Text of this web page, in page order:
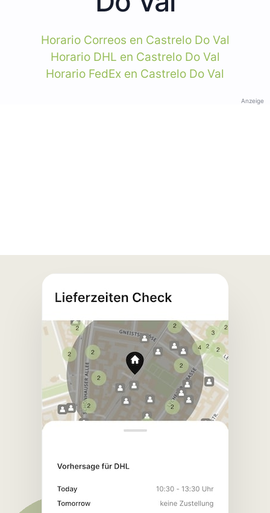
Horario Correos en Castrelo Do Val
Horario DHL en Castrelo Do Val
Horario FedEx en Castrelo Do Val
Anzeige